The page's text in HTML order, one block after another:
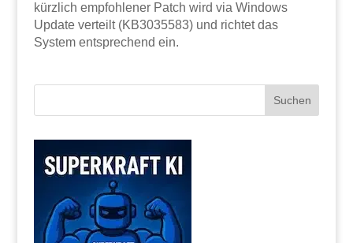
kürzlich empfohlener Patch wird via Windows
Update verteilt (KB3035583) und richtet das
System entsprechend ein.